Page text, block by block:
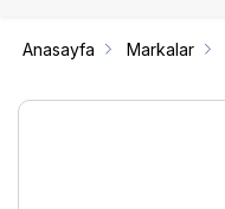
Anasayfa Markalar